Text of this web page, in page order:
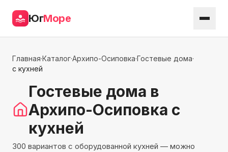
ЮгМоре
Главная·Каталог·Архипо-Осиповка·Гостевые дома·
с кухней
Гостевые дома в
Архипо-Осиповка с
кухней
300 вариантов с оборудованной кухней — можно